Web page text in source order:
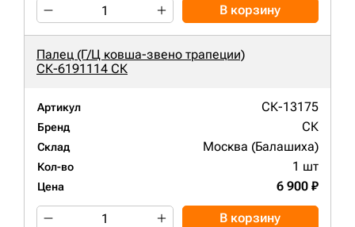
В корзину
Палец (Г/Ц ковша-звено трапеции)
СК-6191114 СК
Артикул СК-13175
Бренд СК
Склад Москва (Балашиха)
Кол-во 1 шт
Цена 6 900 ₽
В корзину